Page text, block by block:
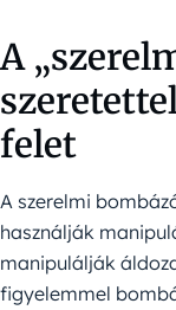
A
felet
A szerelmi
használják
manipulálják
figyelemmel